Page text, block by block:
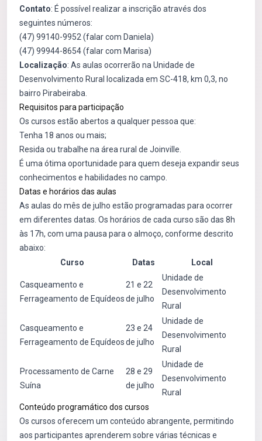
Contato: É possível realizar a inscrição através dos
seguintes números:
(47) 99140-9952 (falar com Daniela)
(47) 99944-8654 (falar com Marisa)
Localização: As aulas ocorrerão na Unidade de
Desenvolvimento Rural localizada em SC-418, km 0,3, no
bairro Pirabeiraba.
Requisitos para participação
Os cursos estão abertos a qualquer pessoa que:
Tenha 18 anos ou mais;
Resida ou trabalhe na área rural de Joinville.
É uma ótima oportunidade para quem deseja expandir seus
conhecimentos e habilidades no campo.
Datas e horários das aulas
As aulas do mês de julho estão programadas para ocorrer
em diferentes datas. Os horários de cada curso são das 8h
às 17h, com uma pausa para o almoço, conforme descrito
abaixo:
Curso
Datas Local
Casqueamento e
Ferrageamento de Equídeos
21 e 22
de julho
Unidade de
Desenvolvimento
Rural
Casqueamento e
Ferrageamento de Equídeos
23 e 24
de julho
Unidade de
Desenvolvimento
Rural
Processamento de Carne
Suína
28 e 29
de julho
Unidade de
Desenvolvimento
Rural
Conteúdo programático dos cursos
Os cursos oferecem um conteúdo abrangente, permitindo
aos participantes aprenderem sobre várias técnicas e